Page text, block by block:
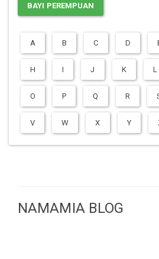
BAYI PEREMPUAN
A B C D
H I J K L
O P Q R
V W X Y
NAMAMIA BLOG